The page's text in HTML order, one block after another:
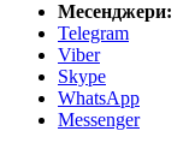
Месенджери:
Telegram
Viber
Skype
WhatsApp
Messenger